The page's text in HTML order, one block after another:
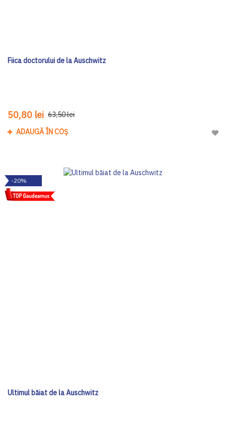
Fiica doctorului de la Auschwitz
50,80 lei 63,50 lei
ADAUGĂ ÎN COȘ
-20%
Ultimul băiat de la Auschwitz